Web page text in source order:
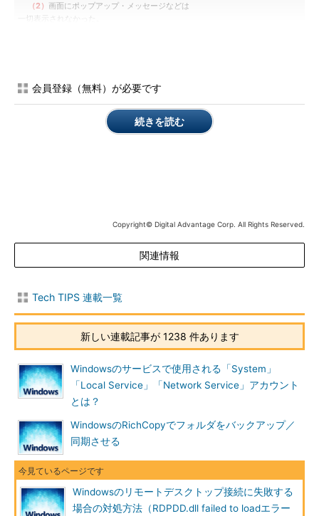
（2） 画面にポップアップ・メッセージなどは
一切表示されなかった。
（4）ここをクリックして表示されるマイクロ
ソフトのサポート技術情報からは、RDPDD.dllに
関係のある有意な情報は得られなかった。
できるとは限らないが、症状が上記と同じであれば試す価値はあ
●グラフィックス・カードを追加していると発生しやすい！？
前述の「RDPDD.dll failed to load」というエラー・メッセージ
クス・チップ・ベンダとして著名なNVIDIAのユーザー・コミュ
ニティでも、同じ症状のトラブルが報告されていた。
WHQL 175.16 - remote desktop fails（NVIDIA Forums）
（英語）
この一連の投稿によると、接続元コンピュータのOSが
Windows XP SP3で、NVIDIA製グラフィックス・チップ
（GeForce）と「175.16」というバージョン／ビルド番号のディ
スプレイ・ドライバを組み合わせると同トラブルが発生する、と
のことだ。筆者が遭遇したトラブルでも、OSとグラフィック
ス・チップは上記フォーラムでの報告と共通だった（ディスプレ
会員登録（無料）が必要です
続きを読む
Copyright© Digital Advantage Corp. All Rights Reserved.
関連情報
Tech TIPS 連載一覧
新しい連載記事が 1238 件あります
Windowsのサービスで使用される「System」
「Local Service」「Network Service」アカウント
とは？
WindowsのRichCopyでフォルダをバックアップ／
同期させる
Windowsのリモートデスクトップ接続に失敗する
場合の対処方法（RDPDD.dll failed to loadエラー